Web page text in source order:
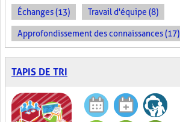
Échanges (13) Travail d'équipe (8)
Approfondissement des connaissances (17)
TAPIS DE TRI